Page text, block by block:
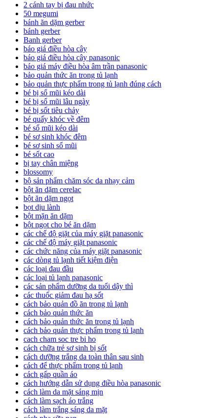
2 cánh tay bị đau nhức
50 megumi
bánh ăn dặm gerber
bánh gerber
Banh gerber
báo giá điều hòa cây
báo giá điều hòa cây panasonic
báo giá máy điều hòa âm trần panasonic
bảo quản thức ăn trong tủ lạnh
bảo quản thực phẩm trong tủ lạnh đúng cách
bé bị sổ mũi kéo dài
bé bị sổ mũi lâu ngày
bé bị sốt tiêu chảy
bé quấy khóc về đêm
bé sổ mũi kéo dài
bé sơ sinh khóc đêm
bé sơ sinh sổ mũi
bé sốt cao
bị tay chân miệng
blossomy
bộ sản phẩm chăm sóc da nhạy cảm
bột ăn dặm cerelac
bột ăn dặm ngọt
bọt dịu lành
bột mặn ăn dặm
bột ngọt cho bé ăn dặm
các chế độ giặt của máy giặt panasonic
các chế độ máy giặt panasonic
các chức năng của máy giặt panasonic
các dòng tủ lạnh tiết kiệm điện
các loại đau đầu
các loại tủ lạnh panasonic
các sản phẩm dưỡng da tuổi dậy thì
các thuốc giảm đau hạ sốt
cách bảo quản đồ ăn trong tủ lạnh
cách bảo quản thức ăn
cách bảo quản thức ăn trong tủ lạnh
cách bảo quản thực phẩm trong tủ lạnh
cach cham soc tre bi ho
cách chữa trẻ sơ sinh bị sốt
cách dưỡng trắng da toàn thân sau sinh
cách để thực phẩm trong tủ lạnh
cách gấp quần áo
cách hướng dẫn sử dụng điều hòa panasonic
cách làm da mặt sáng mịn
cách làm sạch áo trắng
cách làm trắng sáng da mặt